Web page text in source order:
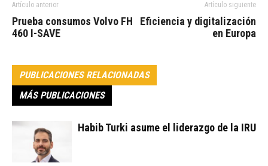
Artículo anterior
Prueba consumos Volvo FH
460 I-SAVE
Artículo siguiente
Eficiencia y digitalización
en Europa
PUBLICACIONES RELACIONADAS
MÁS PUBLICACIONES
Habib Turki asume el liderazgo de la IRU